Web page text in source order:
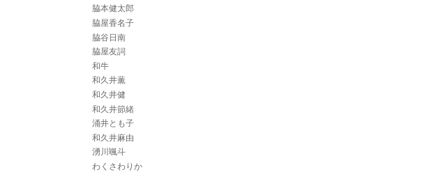
脇本健太郎
脇屋香名子
脇谷日南
脇屋友詞
和牛
和久井薫
和久井健
和久井節緒
涌井とも子
和久井麻由
湧川颯斗
わくさわりか